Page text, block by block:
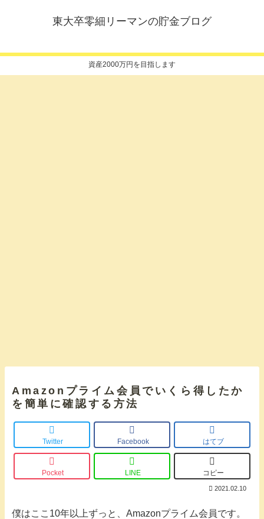
東大卒零細リーマンの貯金ブログ
資産2000万円を目指します
Amazonプライム会員でいくら得したか
を簡単に確認する方法
Twitter Facebook はてブ
Pocket LINE コピー
2021.02.10
僕はここ10年以上ずっと、Amazonプライム会員です。